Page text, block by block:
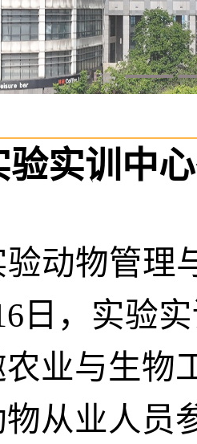
验实训中
验动物管理
日，实验
业与生物
从业人员